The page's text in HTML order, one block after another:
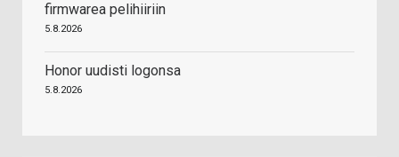
firmwarea pelihiiriin
5.8.2026
Honor uudisti logonsa
5.8.2026